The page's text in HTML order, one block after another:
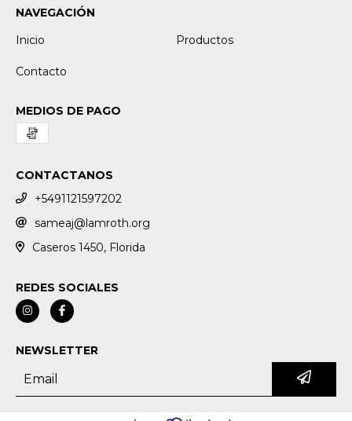
NAVEGACIÓN
Inicio
Productos
Contacto
MEDIOS DE PAGO
CONTACTANOS
+5491121597202
sameaj@lamroth.org
Caseros 1450, Florida
REDES SOCIALES
NEWSLETTER